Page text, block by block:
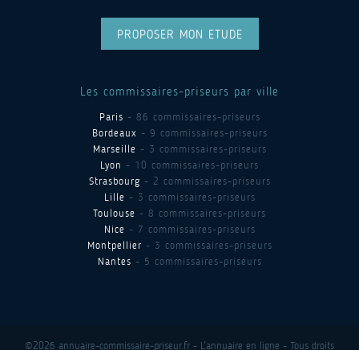
PROPOSER MON ETUDE
Les commissaires-priseurs par ville
Paris - 86 commissaires-priseurs
Bordeaux - 9 commissaires-priseurs
Marseille - 3 commissaires-priseurs
Lyon - 10 commissaires-priseurs
Strasbourg - 2 commissaires-priseurs
Lille - 3 commissaires-priseurs
Toulouse - 8 commissaires-priseurs
Nice - 7 commissaires-priseurs
Montpellier - 3 commissaires-priseurs
Nantes - 5 commissaires-priseurs
©2026 annuaire-commissaire-priseur.fr - L'annuaire en ligne - Tous droits